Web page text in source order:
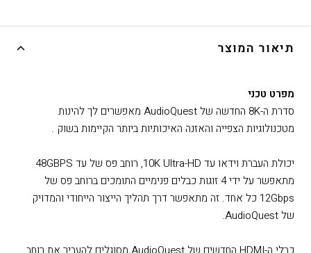
תיאור המוצר
מפרט טכני
סדרת ה-8K החדשה של AudioQuest מאפשרים לך להינות
מטכנולוגיות הצפייה והאזנה האיכותיות ביותר הקיימות בשוק .
יכולת העברת וידאו עד 10K Ultra-HD, רוחב פס של עד 48GBPS
מתאפשר על ידי 4 זוגות כבלים פנימיים התומכים ברוחב פס של
12Gbps כל אחד. זה מתאפשר דרך תהליך הייצור הייחודי והמדויק
של AudioQuest.